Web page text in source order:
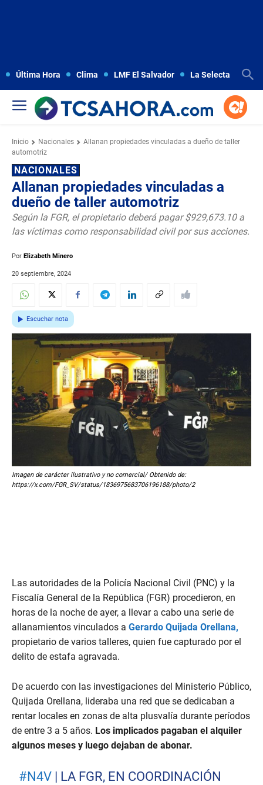
Última Hora Clima LMF El Salvador La Selecta
Inicio Nacionales
Allanan propiedades vinculadas a dueño de taller
automotriz
NACIONALES
Allanan propiedades vinculadas a
dueño de taller automotriz
Según la FGR, el propietario deberá pagar $929,673.10 a
las víctimas como responsabilidad civil por sus acciones.
Por Elizabeth Minero
20 septiembre, 2024
Escuchar nota
Imagen de carácter ilustrativo y no comercial/ Obtenido de:
https://x.com/FGR_SV/status/1836975683706196188/photo/2
Las autoridades de la Policía Nacional Civil (PNC) y la
Fiscalía General de la República (FGR) procedieron, en
horas de la noche de ayer, a llevar a cabo una serie de
allanamientos vinculados a Gerardo Quijada Orellana,
propietario de varios talleres, quien fue capturado por el
delito de estafa agravada.
De acuerdo con las investigaciones del Ministerio Público,
Quijada Orellana, lideraba una red que se dedicaban a
rentar locales en zonas de alta plusvalía durante períodos
de entre 3 a 5 años. Los implicados pagaban el alquiler
algunos meses y luego dejaban de abonar.
#N4V | LA FGR, EN COORDINACIÓN